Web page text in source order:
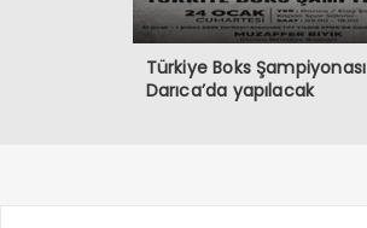
Türkiye Boks Şampiyonası
Darıca’da yapılacak